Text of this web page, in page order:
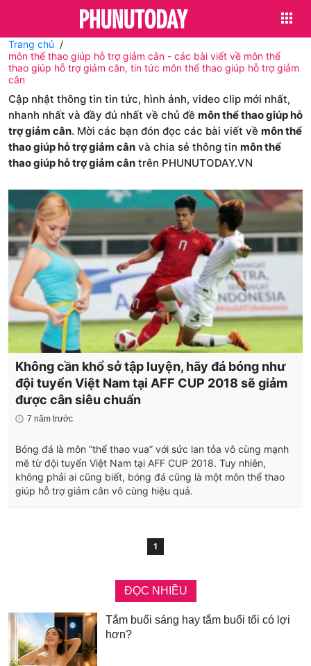
Trang chủ
môn thể thao giúp hỗ trợ giảm cân - các bài viết về môn thể
thao giúp hỗ trợ giảm cân, tin tức môn thể thao giúp hỗ trợ giảm
cân
Cập nhật thông tin tin tức, hình ảnh, video clip mới nhất,
nhanh nhất và đầy đủ nhất về chủ đề môn thể thao giúp hỗ
trợ giảm cân. Mời các bạn đón đọc các bài viết về môn thể
thao giúp hỗ trợ giảm cân và chia sẻ thông tin môn thể
thao giúp hỗ trợ giảm cân trên PHUNUTODAY.VN
Không cần khổ sở tập luyện, hãy đá bóng như
đội tuyển Việt Nam tại AFF CUP 2018 sẽ giảm
được cân siêu chuẩn
7 năm trước
Bóng đá là môn “thể thao vua” với sức lan tỏa vô cùng mạnh
mẽ từ đội tuyển Việt Nam tại AFF CUP 2018. Tuy nhiên,
không phải ai cũng biết, bóng đá cũng là một môn thể thao
giúp hỗ trợ giảm cân vô cùng hiệu quả.
1
ĐỌC NHIỀU
Tắm buổi sáng hay tắm buổi tối có lợi
hơn?